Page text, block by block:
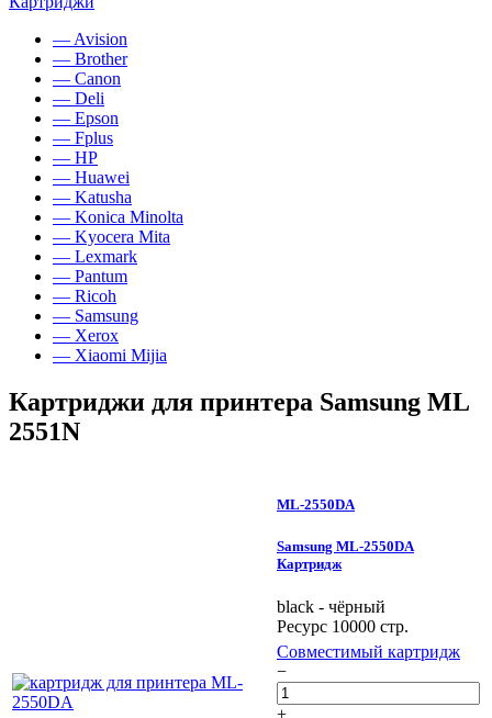
— Avision
— Brother
— Canon
— Deli
— Epson
— Fplus
— HP
— Huawei
— Katusha
— Konica Minolta
— Kyocera Mita
— Lexmark
— Pantum
— Ricoh
— Samsung
— Xerox
— Xiaomi Mijia
Картриджи для принтера Samsung ML
2551N
ML-2550DA
Samsung ML-2550DA
Картридж
black - чёрный
Ресурс 10000 стр.
Совместимый картридж
−
+